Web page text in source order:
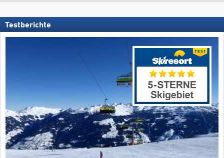
Testberichte